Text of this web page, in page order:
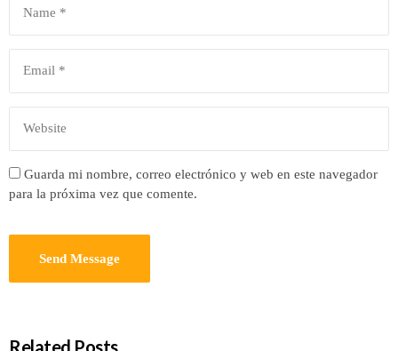
Guarda mi nombre, correo electrónico y web en este navegador
para la próxima vez que comente.
Related Posts